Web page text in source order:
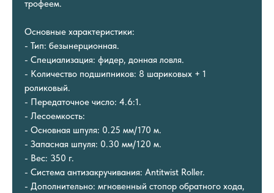
трофеем.
Основные характеристики:
- Тип: безынерционная.
- Специализация: фидер, донная ловля.
- Количество подшипников: 8 шариковых + 1
роликовый.
- Передаточное число: 4.6:1.
- Лесоемкость:
- Основная шпуля: 0.25 мм/170 м.
- Запасная шпуля: 0.30 мм/120 м.
- Вес: 350 г.
- Система антизакручивания: Antitwist Roller.
- Дополнительно: мгновенный стопор обратного хода,